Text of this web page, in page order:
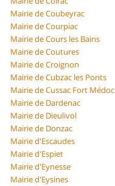
Mairie de Coubeyrac
Mairie de Courpiac
Mairie de Cours les Bains
Mairie de Coutures
Mairie de Croignon
Mairie de Cubzac les Ponts
Mairie de Cussac Fort Médoc
Mairie de Dardenac
Mairie de Dieulivol
Mairie de Donzac
Mairie d'Escaudes
Mairie d'Espiet
Mairie d'Eynesse
Mairie d'Eysines